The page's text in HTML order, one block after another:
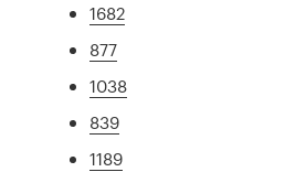
1682
877
1038
839
1189